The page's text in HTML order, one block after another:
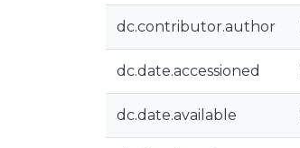
dc.contributor.author
dc.date.accessioned
dc.date.available